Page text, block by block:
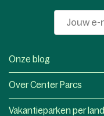
Onze blog
Over Center Parcs
Vakantieparken per land